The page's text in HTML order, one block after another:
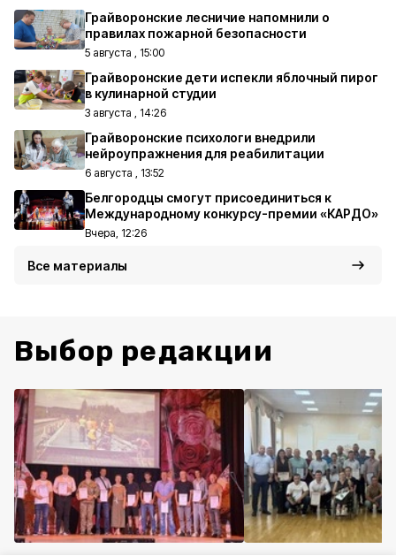
Грайворонские лесничие напомнили о
правилах пожарной безопасности
5 августа , 15:00
Грайворонские дети испекли яблочный пирог
в кулинарной студии
3 августа , 14:26
Грайворонские психологи внедрили
нейроупражнения для реабилитации
6 августа , 13:52
Белгородцы смогут присоединиться к
Международному конкурсу-премии «КАРДО»
Вчера, 12:26
Все материалы
Выбор редакции